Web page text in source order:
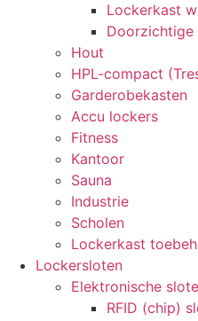
Lockerkast
Doorzichtige
Hout
HPL-compact
Garderobekasten
Accu lockers
Fitness
Kantoor
Sauna
Industrie
Scholen
Lockerkast
Lockersloten
Elektronische
RFID (chip)